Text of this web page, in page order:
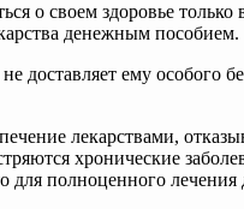
о своем здоровье
денежным пособием.
доставляет ему особого
лекарствами,
хронические
для полноценного